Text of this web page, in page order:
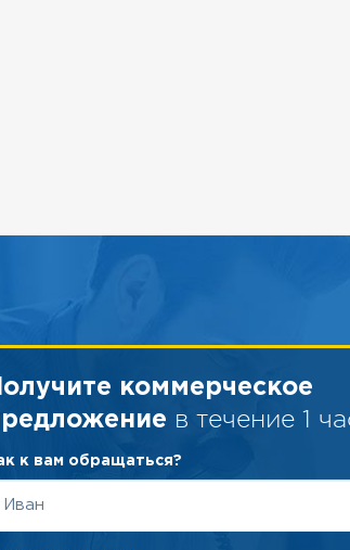
коммерческое
в течение 1
к вам обращаться?